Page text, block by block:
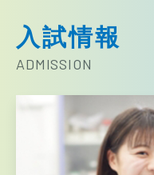
入試情報
ADMISSION